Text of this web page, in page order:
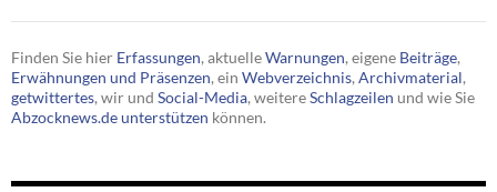
Finden Sie hier Erfassungen, aktuelleWarnungen, eigene Beiträge,
Erwähnungen und Präsenzen, ein Webverzeichnis, Archivmaterial,
getwittertes, wir und Social-Media, weitereSchlagzeilen und wie Sie
Abzocknews.de unterstützen können.